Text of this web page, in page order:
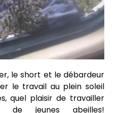
le short et le débardeur
le travail au plein soleil
quel plaisir de travailler
de jeunes abeilles!